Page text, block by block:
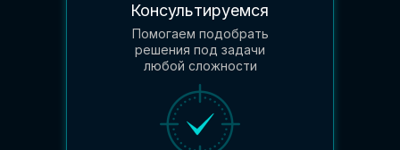
Консультируемся
Помогаем подобрать
решения под задачи
любой сложности